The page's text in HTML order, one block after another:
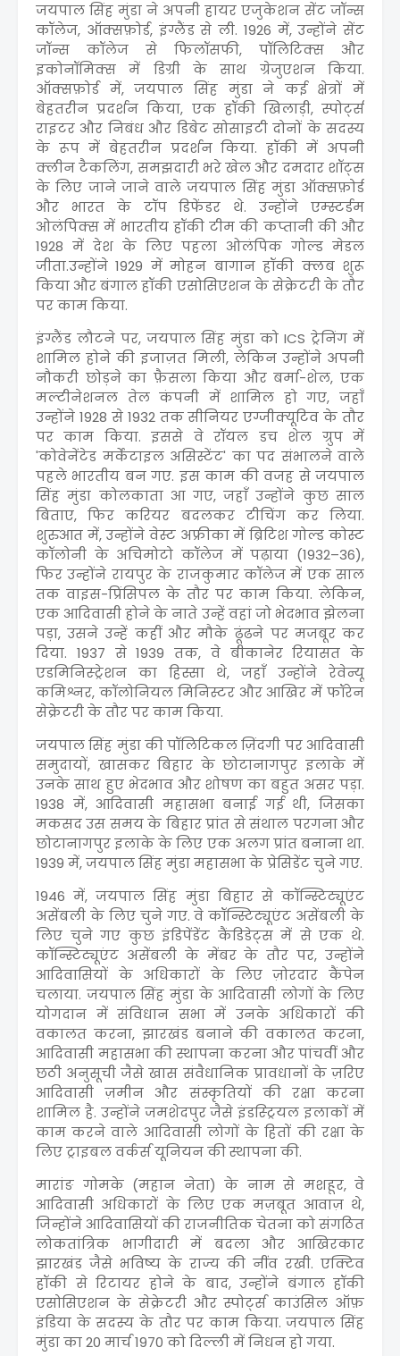
जयपाल सिंह मुंडा ने अपनी हायर एजुकेशन सेंट जॉन्स
कॉलेज, ऑक्सफ़ोर्ड, इंग्लैंड से ली. 1926 में, उन्होंने सेंट
जॉन्स कॉलेज से फिलॉसफी, पॉलिटिक्स और
इकोनॉमिक्स में डिग्री के साथ ग्रेजुएशन किया.
ऑक्सफ़ोर्ड में, जयपाल सिंह मुंडा ने कई क्षेत्रों में
बेहतरीन प्रदर्शन किया, एक हॉकी खिलाड़ी, स्पोर्ट्स
राइटर और निबंध और डिबेट सोसाइटी दोनों के सदस्य
के रूप में बेहतरीन प्रदर्शन किया. हॉकी में अपनी
क्लीन टैकलिंग, समझदारी भरे खेल और दमदार शॉट्स
के लिए जाने जाने वाले जयपाल सिंह मुंडा ऑक्सफ़ोर्ड
और भारत के टॉप डिफेंडर थे. उन्होंने एम्स्टर्डम
ओलंपिक्स में भारतीय हॉकी टीम की कप्तानी की और
1928 में देश के लिए पहला ओलंपिक गोल्ड मेडल
जीता.उन्होंने 1929 में मोहन बागान हॉकी क्लब शुरू
किया और बंगाल हॉकी एसोसिएशन के सेक्रेटरी के तौर
पर काम किया.
इंग्लैंड लौटने पर, जयपाल सिंह मुंडा को ICS ट्रेनिंग में
शामिल होने की इजाज़त मिली, लेकिन उन्होंने अपनी
नौकरी छोड़ने का फ़ैसला किया और बर्मा-शेल, एक
मल्टीनेशनल तेल कंपनी में शामिल हो गए, जहाँ
उन्होंने 1928 से 1932 तक सीनियर एग्जीक्यूटिव के तौर
पर काम किया. इससे वे रॉयल डच शेल ग्रुप में
'कोवेनेंटेड मर्केंटाइल असिस्टेंट' का पद संभालने वाले
पहले भारतीय बन गए. इस काम की वजह से जयपाल
सिंह मुंडा कोलकाता आ गए, जहाँ उन्होंने कुछ साल
बिताए, फिर करियर बदलकर टीचिंग कर लिया.
शुरुआत में, उन्होंने वेस्ट अफ्रीका में ब्रिटिश गोल्ड कोस्ट
कॉलोनी के अचिमोटो कॉलेज में पढ़ाया (1932–36),
फिर उन्होंने रायपुर के राजकुमार कॉलेज में एक साल
तक वाइस-प्रिंसिपल के तौर पर काम किया. लेकिन,
एक आदिवासी होने के नाते उन्हें वहां जो भेदभाव झेलना
पड़ा, उसने उन्हें कहीं और मौके ढूंढने पर मजबूर कर
दिया. 1937 से 1939 तक, वे बीकानेर रियासत के
एडमिनिस्ट्रेशन का हिस्सा थे, जहाँ उन्होंने रेवेन्यू
कमिश्नर, कॉलोनियल मिनिस्टर और आखिर में फॉरेन
सेक्रेटरी के तौर पर काम किया.
जयपाल सिंह मुंडा की पॉलिटिकल ज़िंदगी पर आदिवासी
समुदायों, खासकर बिहार के छोटानागपुर इलाके में
उनके साथ हुए भेदभाव और शोषण का बहुत असर पड़ा.
1938 में, आदिवासी महासभा बनाई गई थी, जिसका
मकसद उस समय के बिहार प्रांत से संथाल परगना और
छोटानागपुर इलाके के लिए एक अलग प्रांत बनाना था.
1939 में, जयपाल सिंह मुंडा महासभा के प्रेसिडेंट चुने गए.
1946 में, जयपाल सिंह मुंडा बिहार से कॉन्स्टिट्यूएंट
असेंबली के लिए चुने गए. वे कॉन्स्टिट्यूएंट असेंबली के
लिए चुने गए कुछ इंडिपेंडेंट कैंडिडेट्स में से एक थे.
कॉन्स्टिट्यूएंट असेंबली के मेंबर के तौर पर, उन्होंने
आदिवासियों के अधिकारों के लिए ज़ोरदार कैंपेन
चलाया. जयपाल सिंह मुंडा के आदिवासी लोगों के लिए
योगदान में संविधान सभा में उनके अधिकारों की
वकालत करना, झारखंड बनाने की वकालत करना,
आदिवासी महासभा की स्थापना करना और पांचवीं और
छठी अनुसूची जैसे खास संवैधानिक प्रावधानों के ज़रिए
आदिवासी ज़मीन और संस्कृतियों की रक्षा करना
शामिल है. उन्होंने जमशेदपुर जैसे इंडस्ट्रियल इलाकों में
काम करने वाले आदिवासी लोगों के हितों की रक्षा के
लिए ट्राइबल वर्कर्स यूनियन की स्थापना की.
मारांङ गोमके (महान नेता) के नाम से मशहूर, वे
आदिवासी अधिकारों के लिए एक मज़बूत आवाज़ थे,
जिन्होंने आदिवासियों की राजनीतिक चेतना को संगठित
लोकतांत्रिक भागीदारी में बदला और आखिरकार
झारखंड जैसे भविष्य के राज्य की नींव रखी. एक्टिव
हॉकी से रिटायर होने के बाद, उन्होंने बंगाल हॉकी
एसोसिएशन के सेक्रेटरी और स्पोर्ट्स काउंसिल ऑफ़
इंडिया के सदस्य के तौर पर काम किया. जयपाल सिंह
मुंडा का 20 मार्च 1970 को दिल्ली में निधन हो गया.